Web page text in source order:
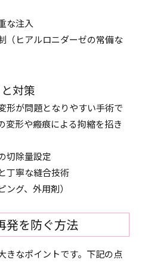
な注入
（ヒアルロニダーゼの常備な
対策
形が問題となりやすい手術で
変形や瘢痕による拘縮を招き
切除量設定
丁寧な縫合技術
ング、外用剤）
発を防ぐ方法
きなポイントです。下記の点